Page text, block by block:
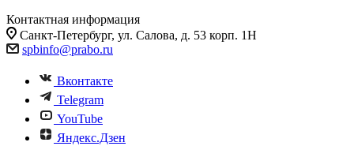
Контактная информация
Санкт-Петербург, ул. Салова, д. 53 корп. 1Н
spbinfo@prabo.ru
Вконтакте
Telegram
YouTube
Яндекс.Дзен